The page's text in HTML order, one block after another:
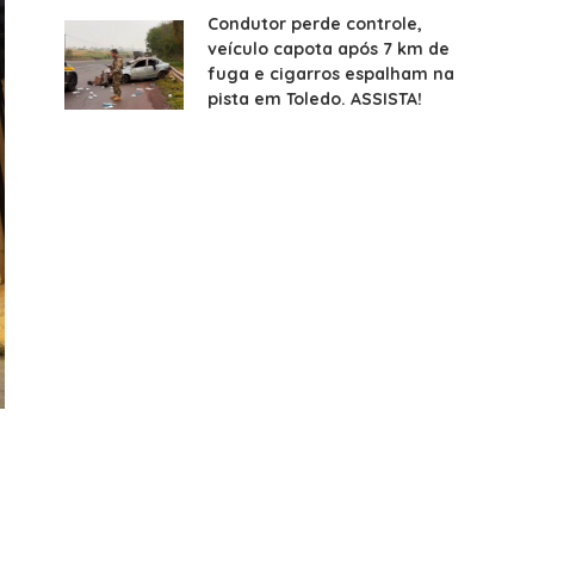
Condutor perde controle,
veículo capota após 7 km de
fuga e cigarros espalham na
pista em Toledo. ASSISTA!